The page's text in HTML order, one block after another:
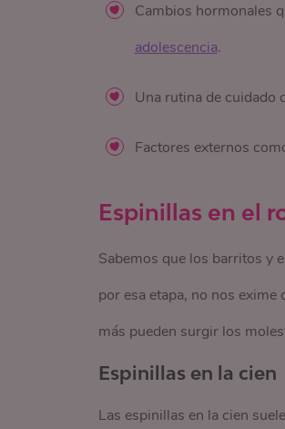
Cambios hormonales
adolescencia.
Una rutina de cuidado
Factores externos
Espinillas en el
Sabemos que los barritos y
por esa etapa, no nos
más pueden surgir los
Espinillas en la cien
Las espinillas en la cien